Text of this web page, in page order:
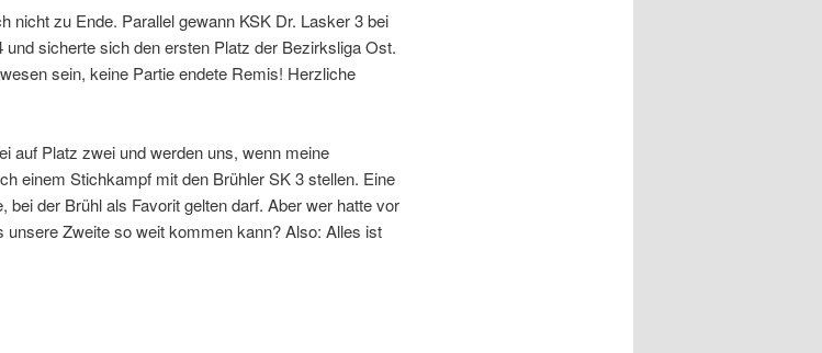
nicht zu Ende. Parallel gewann KSK Dr. Lasker 3 bei
sicherte sich den ersten Platz der Bezirksliga Ost.
sein, keine Partie endete Remis! Herzliche
auf Platz zwei und werden uns, wenn meine
einem Stichkampf mit den Brühler SK 3 stellen. Eine
bei der Brühl als Favorit gelten darf. Aber wer hatte vor
Zweite so weit kommen kann? Also: Alles ist